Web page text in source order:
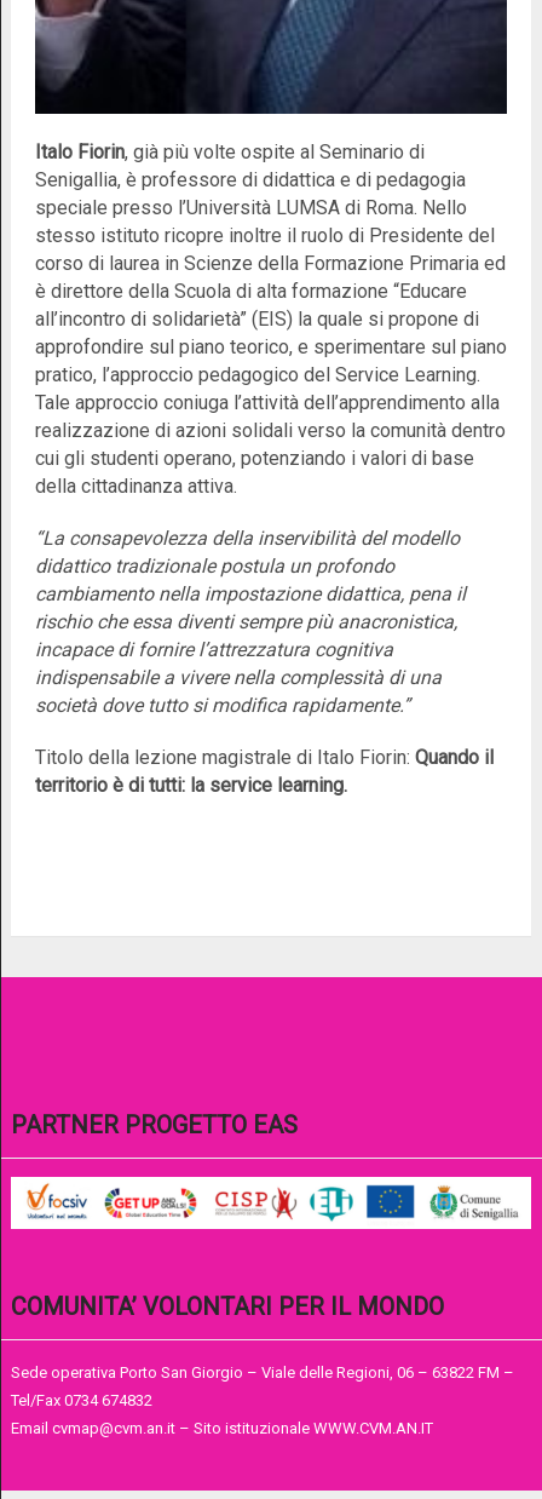
Italo Fiorin, già più volte ospite al Seminario di
Senigallia, è professore di didattica e di pedagogia
speciale presso l’Università LUMSA di Roma. Nello
stesso istituto ricopre inoltre il ruolo di Presidente del
corso di laurea in Scienze della Formazione Primaria ed
è direttore della Scuola di alta formazione “Educare
all’incontro di solidarietà” (EIS) la quale si propone di
approfondire sul piano teorico, e sperimentare sul piano
pratico, l’approccio pedagogico del Service Learning.
Tale approccio coniuga l’attività dell’apprendimento alla
realizzazione di azioni solidali verso la comunità dentro
cui gli studenti operano, potenziando i valori di base
della cittadinanza attiva.
“La consapevolezza della inservibilità del modello
didattico tradizionale postula un profondo
cambiamento nella impostazione didattica, pena il
rischio che essa diventi sempre più anacronistica,
incapace di fornire l’attrezzatura cognitiva
indispensabile a vivere nella complessità di una
società dove tutto si modifica rapidamente.”
Titolo della lezione magistrale di Italo Fiorin: Quando il
territorio è di tutti: la service learning.
PARTNER PROGETTO EAS
COMUNITA’ VOLONTARI PER IL MONDO
Sede operativa Porto San Giorgio – Viale delle Regioni, 06 – 63822 FM –
Tel/Fax 0734 674832
Email cvmap@cvm.an.it – Sito istituzionale WWW.CVM.AN.IT